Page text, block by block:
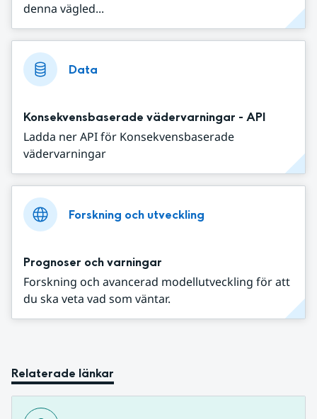
denna vägled...
Data
Konsekvensbaserade vädervarningar - API
Ladda ner API för Konsekvensbaserade
vädervarningar
Forskning och utveckling
Prognoser och varningar
Forskning och avancerad modellutveckling för att
du ska veta vad som väntar.
Relaterade länkar